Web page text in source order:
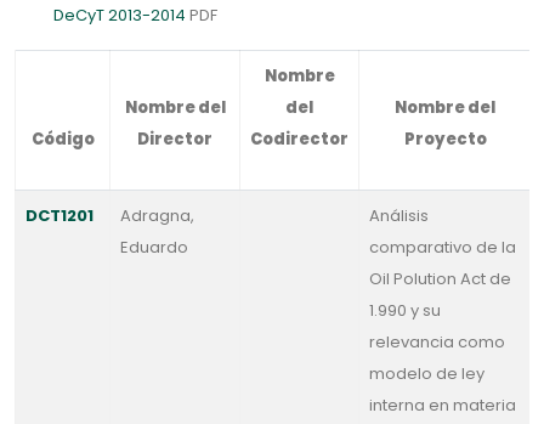
DeCyT 2013-2014 PDF
Código
Nombre del
Director
Nombre
del
Codirector
Nombre del
Proyecto
DCT1201
Adragna,
Eduardo
Análisis
comparativo de la
Oil Polution Act de
1.990 y su
relevancia como
modelo de ley
interna en materia